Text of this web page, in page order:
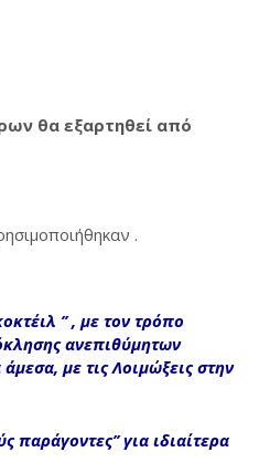
θα εξαρτηθεί από
.
’’, με τον τρόπο
ανεπιθύμητων
µε τιςΛοιμώξεις στην
παράγοντες’’ για ιδιαίτερα